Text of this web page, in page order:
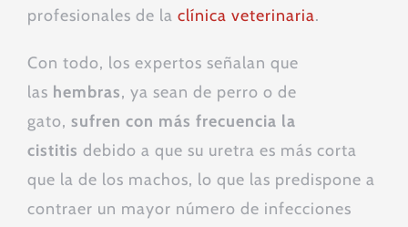
profesionales de la clínica veterinaria.
Con todo, los expertos señalan que
las hembras, ya sean de perro o de
gato, sufren con más frecuencia la
cistitis debido a que su uretra es más corta
que la de los machos, lo que las predispone a
contraer un mayor número de infecciones